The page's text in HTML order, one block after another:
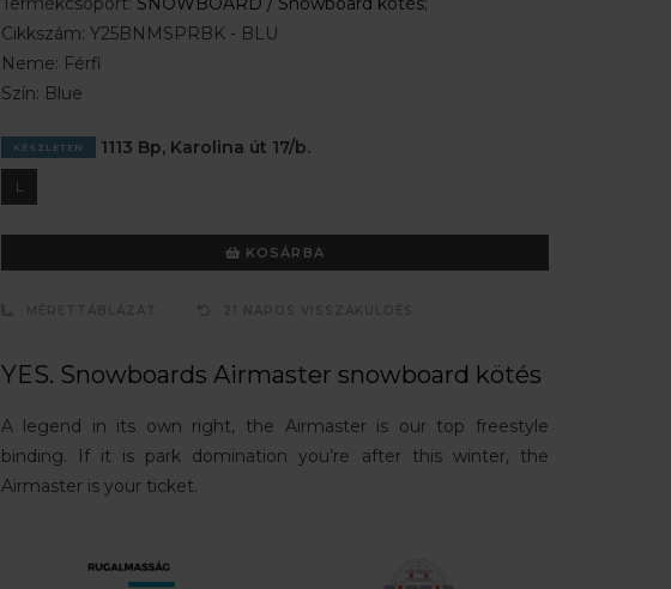
Cikkszám: Y25BNMSPRBK - BLU
Neme: Férfi
Szín: Blue
KÉSZLETEN 1113 Bp, Karolina út 17/b.
L
KOSÁRBA
YES. Snowboards Airmaster snowboard kötés
A legend in its own right, the Airmaster is our top freestyle
binding. If it is park domination you’re after this winter, the
Airmaster is your ticket.